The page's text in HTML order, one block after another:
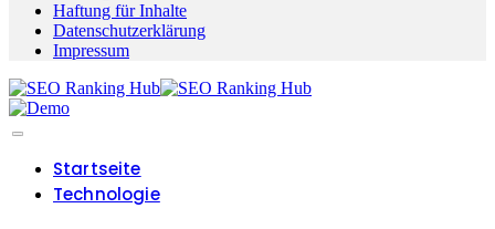
Haftung für Inhalte
Datenschutzerklärung
Impressum
Startseite
Technologie